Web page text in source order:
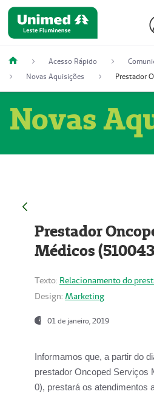
Acesso Rápido
Novas Aquisições
Novas
Prestador
Médicos
Texto: Relacionamento do
Design: Marketing
01 de janeiro, 2019
Informamos que, a partir do
prestador Oncoped Serviços
0), prestará os atendimentos